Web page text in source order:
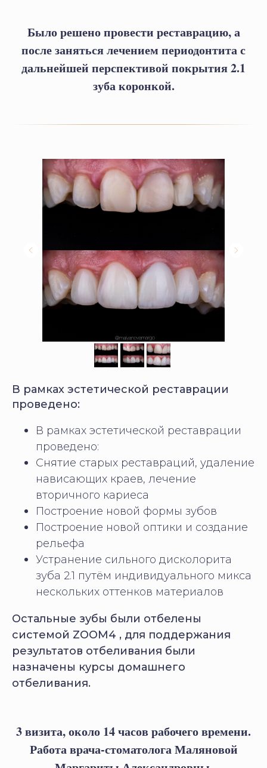
Было решено провести реставрацию, а
после заняться лечением периодонтита с
дальнейшей перспективой покрытия 2.1
зуба коронкой.
В рамках эстетической реставрации
проведено:
В рамках эстетической реставрации
проведено:
Снятие старых реставраций, удаление
нависающих краев, лечение
вторичного кариеса
Построение новой формы зубов
Построение новой оптики и создание
рельефа
Устранение сильного дисколорита
зуба 2.1 путём индивидуального микса
нескольких оттенков материалов
Остальные зубы были отбелены
системой ZOOM4 , для поддержания
результатов отбеливания были
назначены курсы домашнего
отбеливания.
3 визита, около 14 часов рабочего времени.
Работа врача-стоматолога Маляновой